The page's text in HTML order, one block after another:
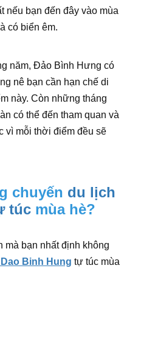
nếu bạn đến đây vào mùa
có biển êm.
năm, Đảo Bình Hưng có
nê bạn cần hạn chế di
này. Còn những tháng
có thể đến tham quan và
vì mỗi thời điểm đều sẽ
chuyến du lịch
túc mùa hè?
mà bạn nhất định không
Binh Hung tự túc mùa